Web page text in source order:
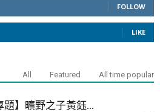
FOLLOW
LIKE
All Featured All time popular
題】曠野之子黃鈺...